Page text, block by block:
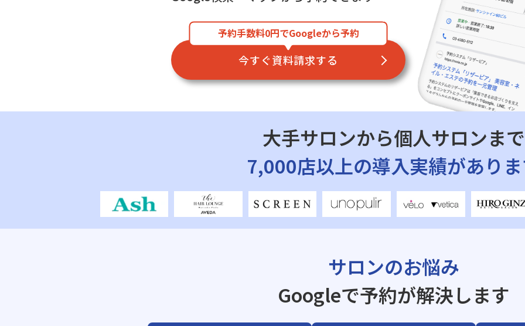
予約手数料0円でGoogleから予約
今すぐ資料請求する
大手サロンから個人サロンまで
7,000店以上の導入実績があり
サロンのお悩み
Googleで予約が解決します